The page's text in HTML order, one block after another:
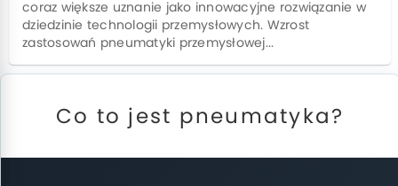
coraz większe uznanie jako innowacyjne rozwiązanie w
dziedzinie technologii przemysłowych. Wzrost
zastosowań pneumatyki przemysłowej...
Co to jest pneumatyka?